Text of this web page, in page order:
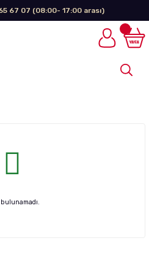
67 07 (08:00- 17:00 arası)